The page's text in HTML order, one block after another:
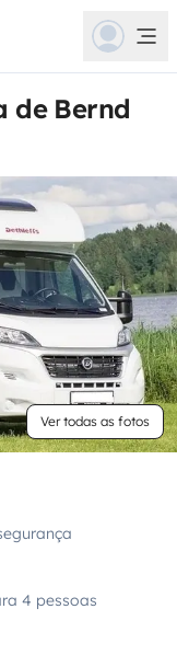
de Bernd
Ver todas as fotos
4 pessoas